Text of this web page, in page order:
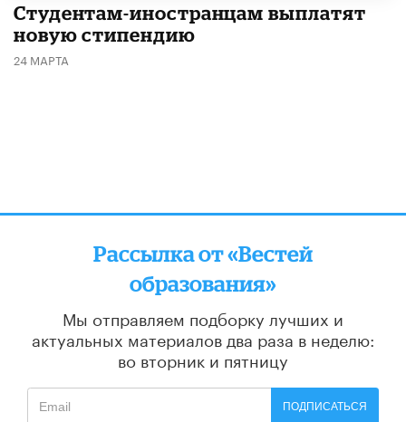
Студентам-иностранцам выплатят
новую стипендию
24 МАРТА
Рассылка от «Вестей
образования»
Мы отправляем подборку лучших и
актуальных материалов два раза в неделю:
во вторник и пятницу
ПОДПИСАТЬСЯ